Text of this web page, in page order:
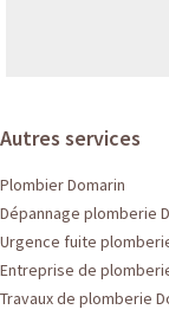
Autres services
Plombier Domarin
Dépannage plomberie
Urgence fuite
Entreprise de
Travaux de plomberie